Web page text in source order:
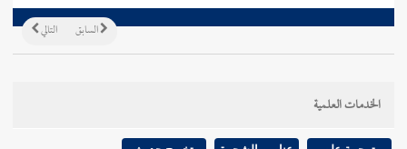
التالي السابق
الخدمات العلمية